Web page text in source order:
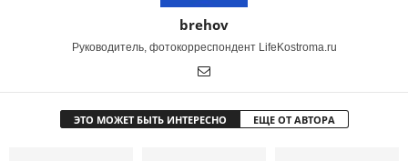
brehov
Руководитель, фотокорреспондент LifeKostroma.ru
ЭТО МОЖЕТ БЫТЬ ИНТЕРЕСНО ЕЩЕ ОТ АВТОРА